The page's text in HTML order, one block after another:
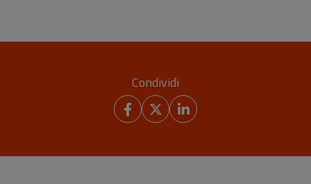
Condividi